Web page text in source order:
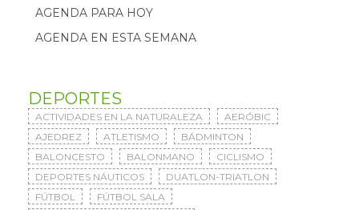
AGENDA PARA HOY
AGENDA EN ESTA SEMANA
DEPORTES
ACTIVIDADES EN LA NATURALEZA
AERÓBIC
AJEDREZ
ATLETISMO
BÁDMINTON
BALONCESTO
BALONMANO
CICLISMO
DEPORTES NÁUTICOS
DUATLON-TRIATLON
FÚTBOL
FÚTBOL SALA